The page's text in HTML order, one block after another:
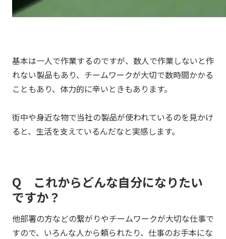
基本は一人で作業するのですが、数人で作業しないと作
れない製品もあり、チームワークが大切で数時間かかる
こともあり、体力的に辛いときもあります。
街中や身近な物で当社の製品が使われているのを見かけ
ると、生活を支えているんだなと実感します。
Q これからどんな自分になりたい
ですか？
他部署の方などの繋がりやチームワークが大切な仕事で
すので、いろんな人から頼られたり、仕事のお手本にな